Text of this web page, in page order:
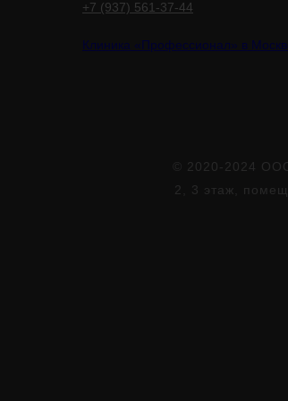
+7 (937) 561-37-44
Клиника «Профессионал» в
© 2020-2024
2, 3 этаж,